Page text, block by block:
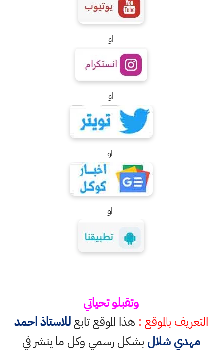
او
او
او
او
وتقبلو تحياتي
التعريف بالموقع : هذا الموقع تابعللاستاذ احمد
مهدي شلال بشكل رسمي وكل ما ينشر في